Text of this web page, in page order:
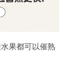
果都可以催熟